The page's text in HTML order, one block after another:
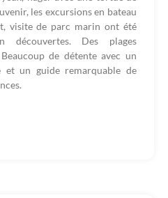
les excursions en bateau
visite de parc marin ont été
Des plages
de détente avec un
et un guide remarquable de